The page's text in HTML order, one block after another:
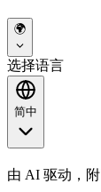
🌍
选择语言
简中
由 AI 驱动，